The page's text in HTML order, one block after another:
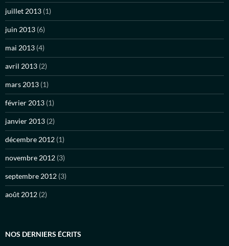
juillet 2013 (1)
juin 2013 (6)
mai 2013 (4)
avril 2013 (2)
mars 2013 (1)
février 2013 (1)
janvier 2013 (2)
décembre 2012 (1)
novembre 2012 (3)
septembre 2012 (3)
août 2012 (2)
NOS DERNIERS ÉCRITS